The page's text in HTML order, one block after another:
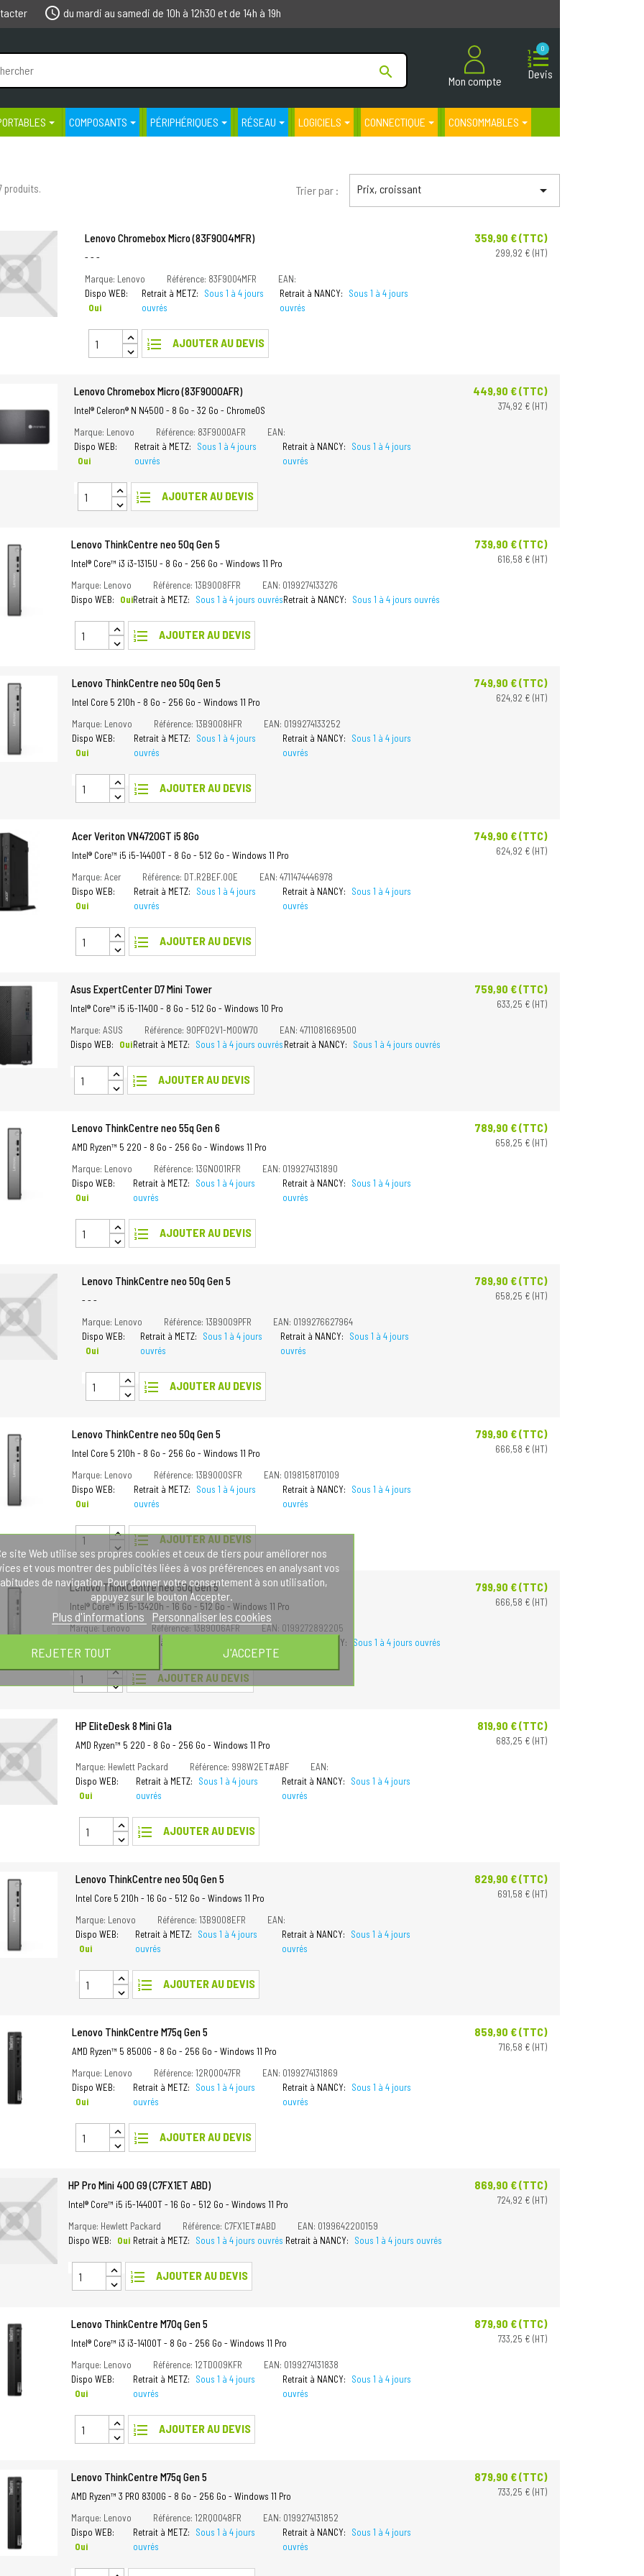
schedule du mardi au samedi de 10h à 12h30 et de 14h à 19h

Mon compte
Devis
0
COMPOSANTS PÉRIPHÉRIQUES RÉSEAU LOGICIELS CONNECTIQUE CONSOMMABLES
produits. Trier par : Prix, croissant 
Lenovo Chromebox Micro (83F9004MFR)
- - -
Marque: Lenovo
Référence: 83F9004MFR
EAN:
Dispo WEB:
Oui
Retrait à METZ:
Sous 1 à 4 jours
ouvrés
Retrait à NANCY:
Sous 1 à 4 jours
ouvrés
format_list_numbered AJOUTER AU DEVIS
Prix
359,90 € (TTC)
299,92 € (HT)
Lenovo Chromebox Micro (83F9000AFR)
Intel® Celeron® N N4500 - 8 Go - 32 Go - ChromeOS
Marque: Lenovo
Référence: 83F9000AFR
EAN:
Dispo WEB:
Oui
Retrait à METZ:
Sous 1 à 4 jours
ouvrés
Retrait à NANCY:
Sous 1 à 4 jours
ouvrés
format_list_numbered AJOUTER AU DEVIS
Prix
449,90 € (TTC)
374,92 € (HT)
Lenovo ThinkCentre neo 50q Gen 5
Intel® Core™ i3 i3-1315U - 8 Go - 256 Go - Windows 11 Pro
Marque: Lenovo
Référence: 13B9008FFR
EAN: 0199274133276
Dispo WEB:
OuiRetrait à METZ: Sous 1 à 4 jours ouvrésRetrait à NANCY: Sous 1 à 4 jours ouvrés
format_list_numbered AJOUTER AU DEVIS
Prix
739,90 € (TTC)
616,58 € (HT)
Lenovo ThinkCentre neo 50q Gen 5
Intel Core 5 210h - 8 Go - 256 Go - Windows 11 Pro
Marque: Lenovo
Référence: 13B9008HFR
EAN: 0199274133252
Dispo WEB:
Oui
Retrait à METZ:
Sous 1 à 4 jours
ouvrés
Retrait à NANCY:
Sous 1 à 4 jours
ouvrés
format_list_numbered AJOUTER AU DEVIS
Prix
749,90 € (TTC)
624,92 € (HT)
Acer Veriton VN4720GT i5 8Go
Intel® Core™ i5 i5-14400T - 8 Go - 512 Go - Windows 11 Pro
Marque: Acer
Référence: DT.R2BEF.00E
EAN: 4711474446978
Dispo WEB:
Oui
Retrait à METZ:
Sous 1 à 4 jours
ouvrés
Retrait à NANCY:
Sous 1 à 4 jours
ouvrés
format_list_numbered AJOUTER AU DEVIS
Prix
749,90 € (TTC)
624,92 € (HT)
Asus ExpertCenter D7 Mini Tower
Intel® Core™ i5 i5-11400 - 8 Go - 512 Go - Windows 10 Pro
Marque: ASUS
Référence: 90PF02V1-M00W70
EAN: 4711081669500
Dispo WEB:
OuiRetrait à METZ: Sous 1 à 4 jours ouvrésRetrait à NANCY: Sous 1 à 4 jours ouvrés
format_list_numbered AJOUTER AU DEVIS
Prix
759,90 € (TTC)
633,25 € (HT)
Lenovo ThinkCentre neo 55q Gen 6
AMD Ryzen™ 5 220 - 8 Go - 256 Go - Windows 11 Pro
Marque: Lenovo
Référence: 13GN001RFR
EAN: 0199274131890
Dispo WEB:
Oui
Retrait à METZ:
Sous 1 à 4 jours
ouvrés
Retrait à NANCY:
Sous 1 à 4 jours
ouvrés
format_list_numbered AJOUTER AU DEVIS
Prix
789,90 € (TTC)
658,25 € (HT)
Lenovo ThinkCentre neo 50q Gen 5
- - -
Marque: Lenovo
Référence: 13B9009PFR
EAN: 0199276627964
Dispo WEB:
Oui
Retrait à METZ:
Sous 1 à 4 jours
ouvrés
Retrait à NANCY:
Sous 1 à 4 jours
ouvrés
format_list_numbered AJOUTER AU DEVIS
Prix
789,90 € (TTC)
658,25 € (HT)
Lenovo ThinkCentre neo 50q Gen 5
Intel Core 5 210h - 8 Go - 256 Go - Windows 11 Pro
Marque: Lenovo
Référence: 13B9000SFR
EAN: 0198158170109
Dispo WEB:
Oui
Retrait à METZ:
Sous 1 à 4 jours
ouvrés
Retrait à NANCY:
Sous 1 à 4 jours
ouvrés
format_list_numbered AJOUTER AU DEVIS
Prix
799,90 € (TTC)
666,58 € (HT)
Lenovo ThinkCentre neo 50q Gen 5
Intel® Core™ i5 I5-13420h - 16 Go - 512 Go - Windows 11 Pro
Marque: Lenovo
Référence: 13B9006AFR
EAN: 0199272892205
Retrait à METZ: Retrait à NANCY: Sous 1 à 4 jours ouvrés
format_list_numbered AJOUTER AU DEVIS
Prix
799,90 € (TTC)
666,58 € (HT)
HP EliteDesk 8 Mini G1a
AMD Ryzen™ 5 220 - 8 Go - 256 Go - Windows 11 Pro
Marque: Hewlett Packard
Référence: 998W2ET#ABF
EAN:
Dispo WEB:
Oui
Retrait à METZ:
Sous 1 à 4 jours
ouvrés
Retrait à NANCY:
Sous 1 à 4 jours
ouvrés
format_list_numbered AJOUTER AU DEVIS
Prix
819,90 € (TTC)
683,25 € (HT)
Lenovo ThinkCentre neo 50q Gen 5
Intel Core 5 210h - 16 Go - 512 Go - Windows 11 Pro
Marque: Lenovo
Référence: 13B9008EFR
EAN:
Dispo WEB:
Oui
Retrait à METZ:
Sous 1 à 4 jours
ouvrés
Retrait à NANCY:
Sous 1 à 4 jours
ouvrés
format_list_numbered AJOUTER AU DEVIS
Prix
829,90 € (TTC)
691,58 € (HT)
Lenovo ThinkCentre M75q Gen 5
AMD Ryzen™ 5 8500G - 8 Go - 256 Go - Windows 11 Pro
Marque: Lenovo
Référence: 12RQ0047FR
EAN: 0199274131869
Dispo WEB:
Oui
Retrait à METZ:
Sous 1 à 4 jours
ouvrés
Retrait à NANCY:
Sous 1 à 4 jours
ouvrés
format_list_numbered AJOUTER AU DEVIS
Prix
859,90 € (TTC)
716,58 € (HT)
HP Pro Mini 400 G9 (C7FX1ET ABD)
Intel® Core™ i5 i5-14400T - 16 Go - 512 Go - Windows 11 Pro
Marque: Hewlett Packard
Référence: C7FX1ET#ABD
EAN: 0199642200159
Dispo WEB:
Oui Retrait à METZ: Sous 1 à 4 jours ouvrés Retrait à NANCY: Sous 1 à 4 jours ouvrés
format_list_numbered AJOUTER AU DEVIS
Prix
869,90 € (TTC)
724,92 € (HT)
Lenovo ThinkCentre M70q Gen 5
Intel® Core™ i3 i3-14100T - 8 Go - 256 Go - Windows 11 Pro
Marque: Lenovo
Référence: 12TD009KFR
EAN: 0199274131838
Dispo WEB:
Oui
Retrait à METZ:
Sous 1 à 4 jours
ouvrés
Retrait à NANCY:
Sous 1 à 4 jours
ouvrés
format_list_numbered AJOUTER AU DEVIS
Prix
879,90 € (TTC)
733,25 € (HT)
Lenovo ThinkCentre M75q Gen 5
AMD Ryzen™ 3 PRO 8300G - 8 Go - 256 Go - Windows 11 Pro
Marque: Lenovo
Référence: 12RQ0048FR
EAN: 0199274131852
Dispo WEB:
Oui
Retrait à METZ:
Sous 1 à 4 jours
ouvrés
Retrait à NANCY:
Sous 1 à 4 jours
ouvrés
Prix
879,90 € (TTC)
733,25 € (HT)
site Web utilise ses propres cookies et ceux de tiers pour améliorer nos
et vous montrer des publicités liées à vos préférences en analysant vos
de navigation. Pour donner votre consentement à son utilisation,
appuyez sur le bouton Accepter.
Plus d'informations Personnaliser les cookies
REJETER TOUT J'ACCEPTE